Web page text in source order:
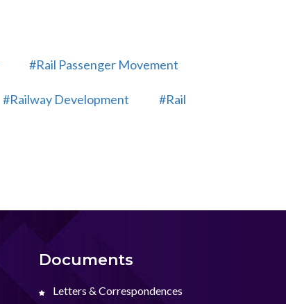
#Rail Passenger Movement
#Railway Development #Rail
Documents
Letters & Correspondences